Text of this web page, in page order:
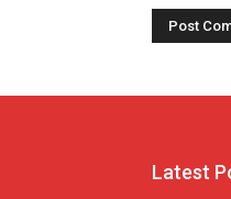
Latest